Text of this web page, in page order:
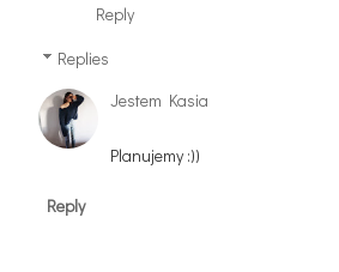
Reply
Replies
Jestem Kasia
Planujemy :))
Reply